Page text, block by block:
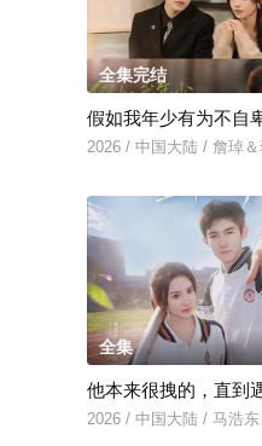
全集完结
假如我年少有为不自
2026 / 中国大陆 / 詹琸
全集
他本来很拽的，直到
2026 / 中国大陆 / 马浩